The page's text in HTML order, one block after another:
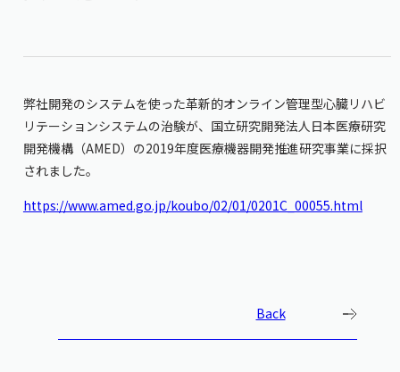
弊社開発のシステムを使った革新的オンライン管理型心臓リハビ
リテーションシステムの治験が、国立研究開発法人日本医療研究
開発機構（AMED）の2019年度医療機器開発推進研究事業に採択
されました。
https://www.amed.go.jp/koubo/02/01/0201C_00055.html
Back